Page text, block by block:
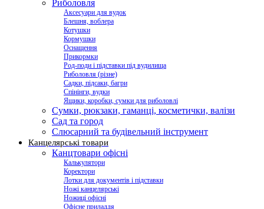
Риболовля
Аксесуари для вудок
Блешня, воблера
Котушки
Кормушки
Оснащення
Прикормки
Род-поди і підставки під вудилища
Риболовля (різне)
Садки, підсаки, багри
Спінінги, вудки
Ящики, коробки, сумки для риболовлі
Сумки, рюкзаки, гаманці, косметички, валізи
Сад та город
Слюсарний та будівельний інструмент
Канцелярські товари
Канцтовари офісні
Калькулятори
Коректори
Лотки для документів і підставки
Ножі канцелярські
Ножиці офісні
Офісне приладдя